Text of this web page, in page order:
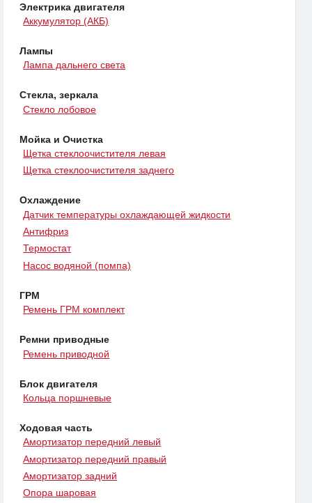
Электрика двигателя
Аккумулятор (АКБ)
Лампы
Лампа дальнего света
Стекла, зеркала
Стекло лобовое
Мойка и Очистка
Щетка стеклоочистителя левая
Щетка стеклоочистителя заднего
Охлаждение
Датчик температуры охлаждающей жидкости
Антифриз
Термостат
Насос водяной (помпа)
ГРМ
Ремень ГРМ комплект
Ремни приводные
Ремень приводной
Блок двигателя
Кольца поршневые
Ходовая часть
Амортизатор передний левый
Амортизатор передний правый
Амортизатор задний
Опора шаровая